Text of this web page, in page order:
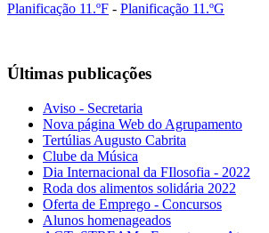
Planificação 11.ºF - Planificação 11.ºG
Últimas publicações
Aviso - Secretaria
Nova página Web do Agrupamento
Tertúlias Augusto Cabrita
Clube da Música
Dia Internacional da FIlosofia - 2022
Roda dos alimentos solidária 2022
Oferta de Emprego - Concursos
Alunos homenageados